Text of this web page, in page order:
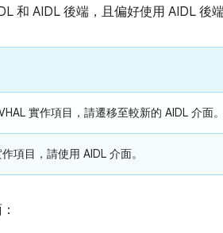
和 AIDL 後端，且偏好使用 AIDL 後
實作項目，請遷移至較新的 AIDL 介面
項目，請使用 AIDL 介面。